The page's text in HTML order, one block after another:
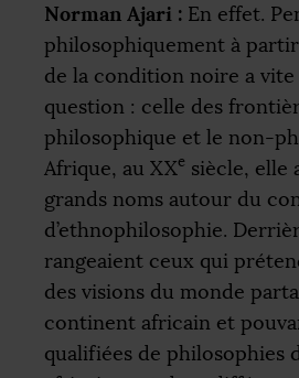
Norman Ajari : En effet.
philosophiquement à partir
de la condition noire a vite
question : celle des
philosophique et le non-
Afrique, au XXe siècle, elle
grands noms autour du
d’ethnophilosophie.
rangeaient ceux qui
des visions du monde
continent africain et
qualifiées de philosophies